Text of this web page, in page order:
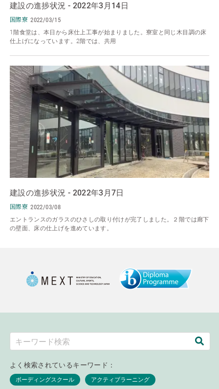
建設の進捗状況 - 2022年3月14日
国際寮 2022/03/15
1階食堂は、本日から床仕上工事が始まりました。寮室と同じ木目調の床
仕上げになっています。2階では、共用
建設の進捗状況 - 2022年3月7日
国際寮 2022/03/08
エントランスのガラスのひさしの取り付けが完了しました。２階では廊下
の壁面、床の仕上げを進めています。
よく検索されているキーワード：